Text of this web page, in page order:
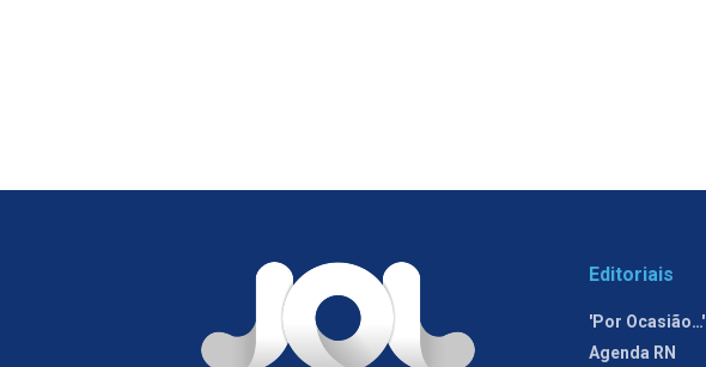
Editoriais
'Por Ocasião…'
Agenda RN